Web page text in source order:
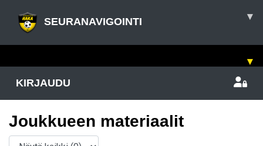
SEURANAVIGOINTI ▾
▾
KIRJAUDU
Joukkueen materiaalit